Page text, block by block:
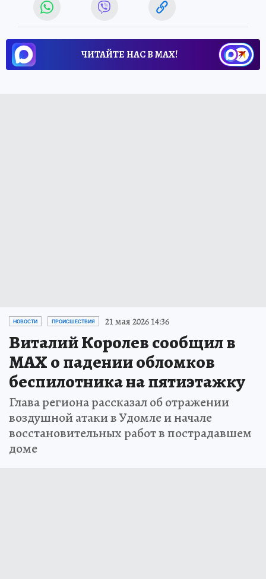
ЧИТАЙТЕ НАС В МАХ!
НОВОСТИ ПРОИСШЕСТВИЯ 21 мая 2026 14:36
Виталий Королев сообщил в
MAX о падении обломков
беспилотника на пятиэтажку
Глава региона рассказал об отражении
воздушной атаки в Удомле и начале
восстановительных работ в пострадавшем
доме